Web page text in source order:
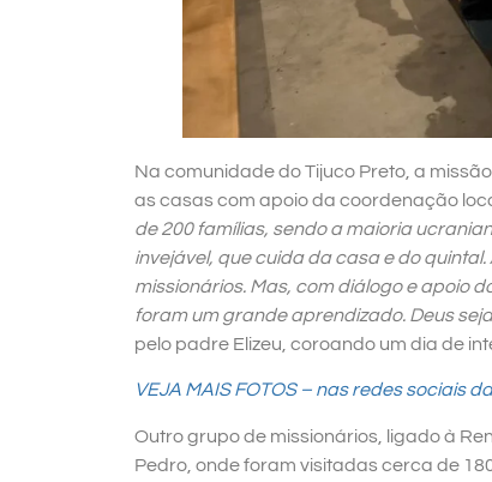
Na comunidade doTijuco Preto, a
as casas com apoio da coordenação
de 200 famílias, sendo a maioria
invejável, que cuida da casa e do
missionários. Mas, com diálogo e apoio
foram um grande aprendizado. Deus
pelo padre Elizeu, coroando um dia de
VEJA MAIS FOTOS – nas redes sociais
Outro grupo de missionários, ligado à
Pedro, onde foram visitadas cerca de